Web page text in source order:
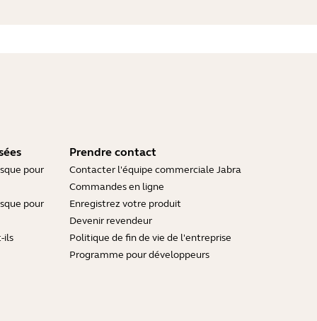
pour
pour
ils
Prendre contact
Contacter l'équipe commerciale Jabra
Commandes en ligne
Enregistrez votre produit
Devenir revendeur
Politique de fin de vie de l'entreprise
Programme pour développeurs